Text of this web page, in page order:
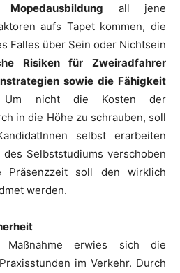
all jene
aufs Tapet kommen, die
Falles über Sein oder Nichtsein
Risiken für Zweiradfahrer
sowie die Fähigkeit
nicht die Kosten der
in die Höhe zu schrauben, soll
selbst erarbeiten
Selbststudiums verschoben
Präsenzzeit soll den wirklich
werden.
erwies sich die
im Verkehr. Durch